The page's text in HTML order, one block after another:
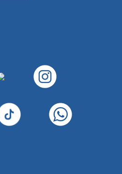
en